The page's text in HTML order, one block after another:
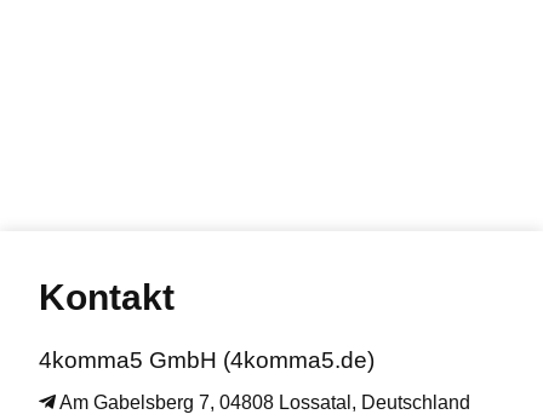
Kontakt
4komma5 GmbH (4komma5.de)
Am Gabelsberg 7, 04808 Lossatal, Deutschland